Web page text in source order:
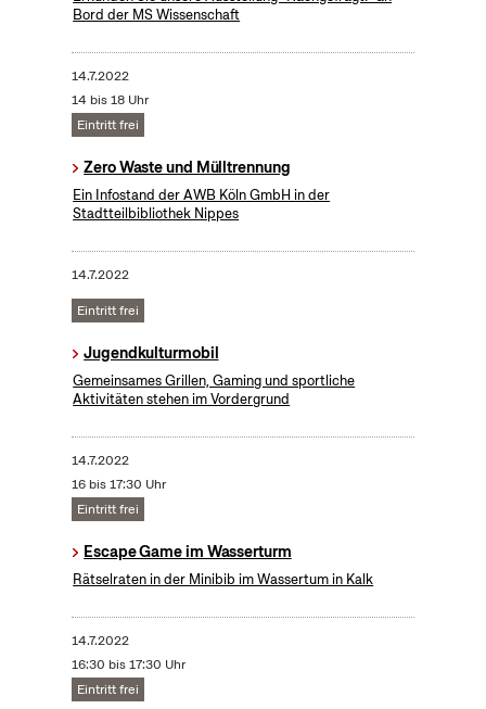
Bord der MS Wissenschaft
14.7.2022
14 bis 18 Uhr
Eintritt frei
Zero Waste und Mülltrennung
Ein Infostand der AWB Köln GmbH in der
Stadtteilbibliothek Nippes
14.7.2022
Eintritt frei
Jugendkulturmobil
Gemeinsames Grillen, Gaming und sportliche
Aktivitäten stehen im Vordergrund
14.7.2022
16 bis 17:30 Uhr
Eintritt frei
Escape Game im Wasserturm
Rätselraten in der Minibib im Wassertum in Kalk
14.7.2022
16:30 bis 17:30 Uhr
Eintritt frei